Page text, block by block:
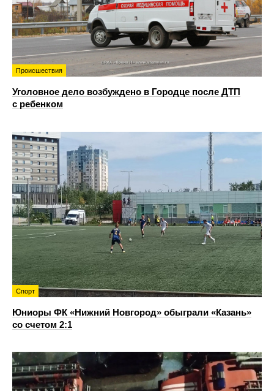
Происшествия
Уголовное дело возбуждено в Городце после ДТП
с ребенком
Спорт
Юниоры ФК «Нижний Новгород» обыграли «Казань»
со счетом 2:1